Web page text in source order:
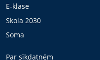
E-klase
Skola 2030
Soma
Par sīkdatnēm